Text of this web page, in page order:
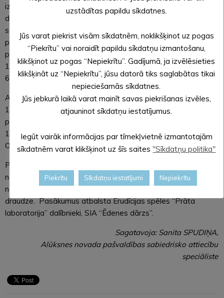
izcīnīja uzvaru. 1937. gadā viņš kļuva par Latvijas izlases
dalībnieku un tās sastāvā 1938. gadā izcīnīja uzvaru
sacensībās Zviedrijā. 1938. gadā Ā. Liepaskalns uzstādīja
pasaules rekordu 25 km un 30 km soļošanā. 1940. gadā kā
pirmais pasaulē nosoļoja 25 km ātrāk par divām stundām. Vēl
1970.gadā piedaloties sacensībās, Ā.Liepaskalns, būdams
60 gadu vecumā, varēja nosoļot 50 km garu distanci.
Atzīmējot leģendārā sportista dzimšanas dienu, pulksten
17.00 notiks atceres pasākums pie Ādolfa Liepaskalna
piemiņas akmens Alsviķu pagasta Karvā, savukārt pulksten
19.00 piemiņas brīdis Ā. Liepaskalna ģimenes kapos
Opekalna kapsētā.
Pasākumus organizē Alūksnes novada pašvaldība, Apes
novada dome, Alsviķu pagasta pārvalde, Alūksnes un Apes
novada fonds un Opekalna evaņģēliski luteriskā baznīcas
draudze. Pasākumus atbalsta Erudīcijas spēles “Prāta
laboratorija” dalībnieki, SIA “Ēdenes dārzs”.
Sagatavoja: Sanita SPUDIŅA,
Alūksnes novada pašvaldības sabiedrisko attiecību
speciāliste
uzstādītas papildu sīkdatnes.
Jūs varat piekrist visām sīkdatnēm, noklikšķinot uz pogas
“Piekrītu” vai noraidīt papildu sīkdatņu izmantošanu,
klikšķinot uz pogas “Nepiekrītu”. Gadījumā, ja izvēlēsieties
klikšķināt uz “Nepiekrītu”, jūsu datorā tiks saglabātas tikai
nepieciešamās sīkdatnes.
Jūs jebkurā laikā varat mainīt savas piekrišanas izvēles,
atjauninot sīkdatņu iestatījumus.
Iegūt vairāk informācijas par tīmekļvietnē izmantotajām
sīkdatnēm varat klikšķinot uz šīs saites "Sīkdatņu politika"
Piekrītu Sīkdatņu iestatījumi Nepiekrītu